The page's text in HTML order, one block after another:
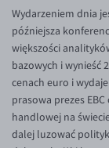
HKD/PLN
HUF/PLN
ILS/PLN
JPY/PLN
NZD/PLN
RON/PLN
Konto i opłaty
Wymiana
Banki i
Przelewy
Słowniczek
Wydarzeniem dnia
późniejsza
większości
bazowych i wynieść
cenach euro i
prasowa prezes
handlowej na
dalej luzować